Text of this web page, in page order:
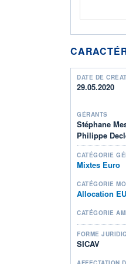
DATE DE
29.05.2020
GÉRANTS
Stéphane
Philippe
CATÉGORIE
Mixtes Euro
CATÉGORIE
Allocation
CATÉGORIE
FORME
SICAV